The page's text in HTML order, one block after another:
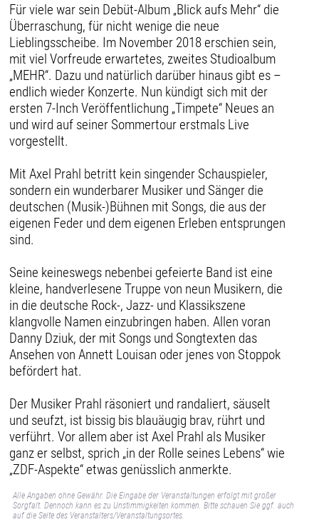
Für viele war sein Debüt-Album „Blick aufs Mehr“ die
Überraschung, für nicht wenige die neue
Lieblingsscheibe. Im November 2018 erschien sein,
mit viel Vorfreude erwartetes, zweites Studioalbum
„MEHR“. Dazu und natürlich darüber hinaus gibt es –
endlich wieder Konzerte. Nun kündigt sich mit der
ersten 7-Inch Veröffentlichung „Timpete“ Neues an
und wird auf seiner Sommertour erstmals Live
vorgestellt.
Mit Axel Prahl betritt kein singender Schauspieler,
sondern ein wunderbarer Musiker und Sänger die
deutschen (Musik-)Bühnen mit Songs, die aus der
eigenen Feder und dem eigenen Erleben entsprungen
sind.
Seine keineswegs nebenbei gefeierte Band ist eine
kleine, handverlesene Truppe von neun Musikern, die
in die deutsche Rock-, Jazz- und Klassikszene
klangvolle Namen einzubringen haben. Allen voran
Danny Dziuk, der mit Songs und Songtexten das
Ansehen von Annett Louisan oder jenes von Stoppok
befördert hat.
Der Musiker Prahl räsoniert und randaliert, säuselt
und seufzt, ist bissig bis blauäugig brav, rührt und
verführt. Vor allem aber ist Axel Prahl als Musiker
ganz er selbst, sprich „in der Rolle seines Lebens“ wie
„ZDF-Aspekte“ etwas genüsslich anmerkte.
Alle Angaben ohne Gewähr. Die Eingabe der Veranstaltungen erfolgt mit großer
Sorgfalt. Dennoch kann es zu Unstimmigkeiten kommen. Bitte schauen Sie ggf. auch
auf die Seite des Veranstalters/Veranstaltungsortes.